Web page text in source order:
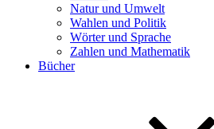
Natur und Umwelt
Wahlen und Politik
Wörter und Sprache
Zahlen und Mathematik
Bücher